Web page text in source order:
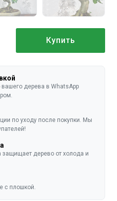
Купить
дерева в WhatsApp
по уходу после покупки. Мы
защищает дерево от холода и
с плошкой.